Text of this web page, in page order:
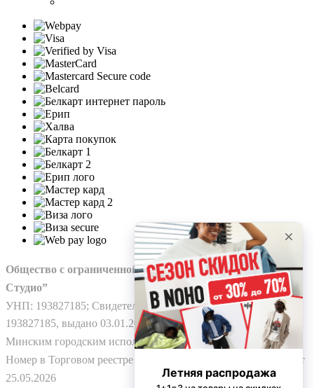
Общество с ограниченной ответственностью “Нохо
Студио”
УНП: 193827185; Свидетельство о гос. регистрации №
193827185, выдано 03.01.2025
Минским городским исполнительным комитетом.
Номер в Торговом реестре Республики Беларусь: № 778224 от
25.05.2026